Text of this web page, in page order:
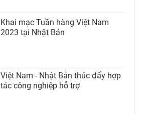
Khai mạc Tuần hàng Việt Nam
2023 tại Nhật Bản
Việt Nam - Nhật Bản thúc đẩy hợp
tác công nghiệp hỗ trợ